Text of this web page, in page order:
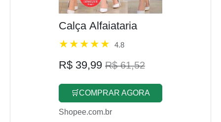
Calça Alfaiataria
4.8
R$ 39,99 R$ 61,52
🛒COMPRAR AGORA
Shopee.com.br